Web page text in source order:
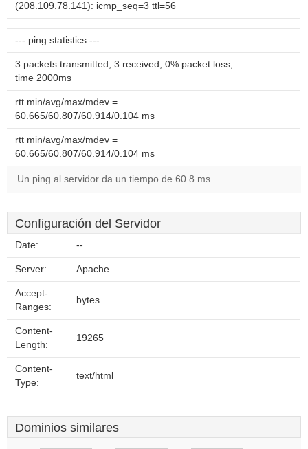
(208.109.78.141): icmp_seq=3 ttl=56
--- ping statistics ---
3 packets transmitted, 3 received, 0% packet loss,
time 2000ms
rtt min/avg/max/mdev =
60.665/60.807/60.914/0.104 ms
rtt min/avg/max/mdev =
60.665/60.807/60.914/0.104 ms
Un ping al servidor da un tiempo de 60.8 ms.
Configuración del Servidor
Date: --
Server: Apache
Accept-
Ranges:
bytes
Content-
Length:
19265
Content-
Type:
text/html
Dominios similares